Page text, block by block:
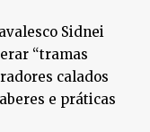
Sidnei
“tramas
calados
e práticas